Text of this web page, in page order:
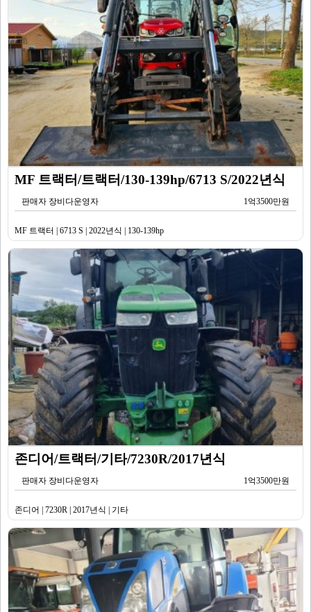
MF 트랙터/트랙터/130-139hp/6713 S/2022년식
판매자 장비다운영자 1억3500만원
MF 트랙터 | 6713 S | 2022년식 | 130-139hp
존디어/트랙터/기타/7230R/2017년식
판매자 장비다운영자 1억3500만원
존디어 | 7230R | 2017년식 | 기타